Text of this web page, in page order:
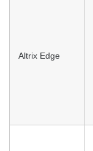
Altrix Edge